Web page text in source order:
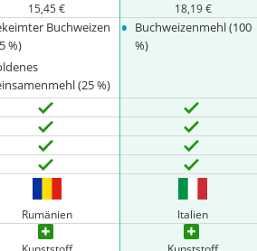
15,45 € 18,19 €
Buchweizen
%)
(25 %)
• Buchweizenmehl (100
%)
Rumänien Italien